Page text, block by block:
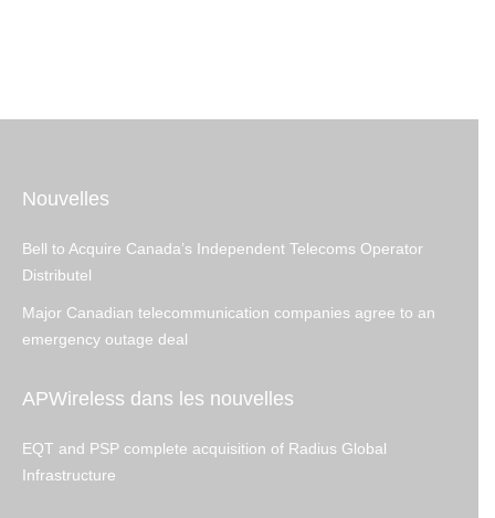
Nouvelles
Bell to Acquire Canada’s Independent Telecoms Operator
Distributel
Major Canadian telecommunication companies agree to an
emergency outage deal
APWireless dans les nouvelles
EQT and PSP complete acquisition of Radius Global
Infrastructure